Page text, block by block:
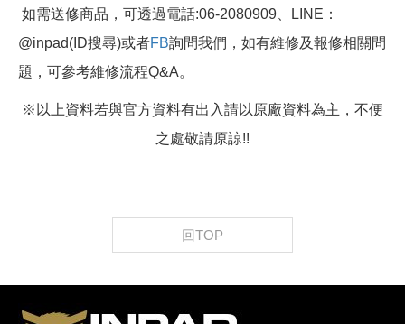
如需送修商品，可透過電話:06-2080909、LINE：
@inpad(ID搜尋)或者FB詢問我們，如有維修及報修相關問
題，可參考維修流程Q&A。
※以上資料若與官方資料有出入請以原廠資料為主，不便
之處敬請原諒!!
回TOP